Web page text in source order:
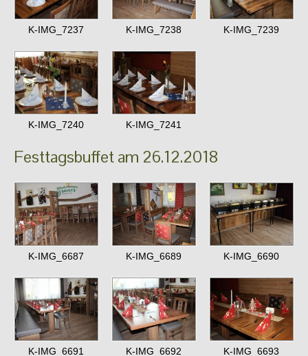
K-IMG_7237 K-IMG_7238 K-IMG_7239
K-IMG_7240 K-IMG_7241
Festtagsbuffet am 26.12.2018
K-IMG_6687 K-IMG_6689 K-IMG_6690
K-IMG_6691 K-IMG_6692 K-IMG_6693